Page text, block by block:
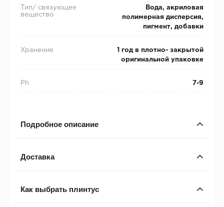
Тип/ связующее
вещество
Вода, акриловая
полимерная дисперсия,
пигмент, добавки
Хранение
1 год в плотно- закрытой
оригинальной упаковке
Ph 7-9
Подробное описание
Доставка
Как выбрать плинтус